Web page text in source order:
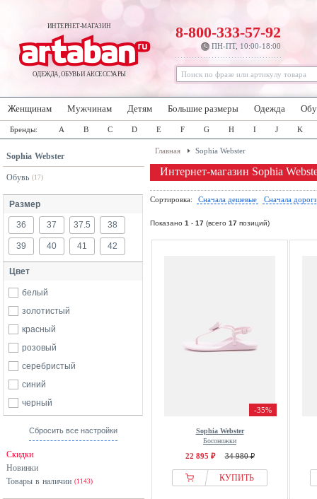
ИНТЕРНЕТ-МАГАЗИН
ОДЕЖДА, ОБУВЬ И АКСЕССУАРЫ
8-800-333-57-92
ПН-ПТ, 10:00-18:00
Женщинам Мужчинам Детям Большие размеры Одежда
Бренды: A B C D E F G H I J K
Sophia Webster
Обувь (17)
Размер
36 37 37.5 38
39 40 41 42
Цвет
белый
золотистый
красный
розовый
серебристый
синий
черный
Сбросить все настройки
Скидки
Новинки
Товары в наличии (1143)
Главная Sophia Webster
Интернет-магазин Sophia
Сортировка: Сначала дешевые Сначала
Показано 1 - 17 (всего 17 позиций)
-35%
Sophia Webster
Босоножки
22 895 ₽ 34 980 ₽
КУПИТЬ